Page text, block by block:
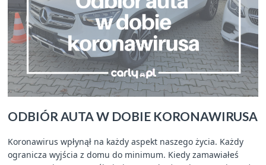
ODBIÓR AUTA W DOBIE KORONAWIRUSA
Koronawirus wpłynął na każdy aspekt naszego życia. Każdy
ogranicza wyjścia z domu do minimum. Kiedy zamawiałeś